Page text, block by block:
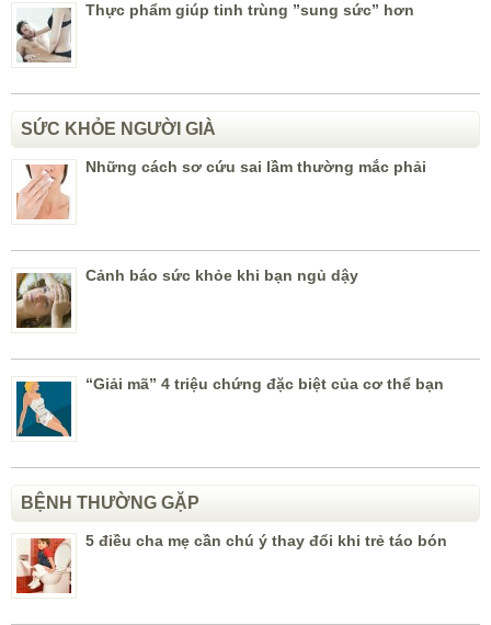
Thực phẩm giúp tinh trùng ”sung sức” hơn
SỨC KHỎE NGƯỜI GIÀ
Những cách sơ cứu sai lầm thường mắc phải
Cảnh báo sức khỏe khi bạn ngủ dậy
“Giải mã” 4 triệu chứng đặc biệt của cơ thể bạn
BỆNH THƯỜNG GẶP
5 điều cha mẹ cần chú ý thay đổi khi trẻ táo bón